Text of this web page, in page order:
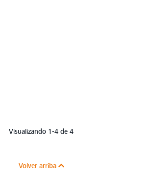
Visualizando 1-4 de 4
Volver arriba